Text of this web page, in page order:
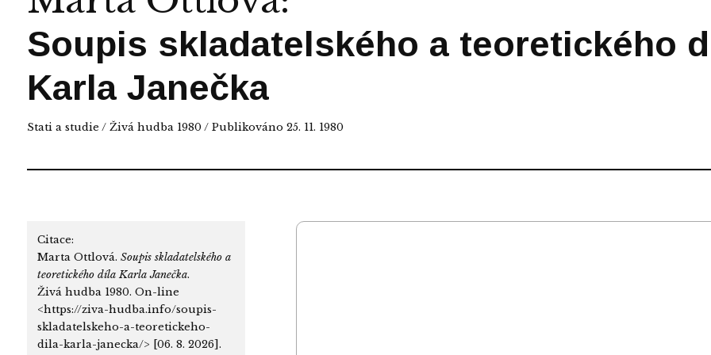
Soupis skladatelského a teoretického
Karla Janečka
Stati a studie / Živá hudba 1980/ Publikováno 25. 11. 1980
Citace:
Marta Ottlová. Soupis skladatelského a
teoretického díla Karla Janečka.
Živá hudba 1980. On-line
<https://ziva-hudba.info/soupis-
skladatelskeho-a-teoretickeho-
dila-karla-janecka/> [06. 8. 2026].